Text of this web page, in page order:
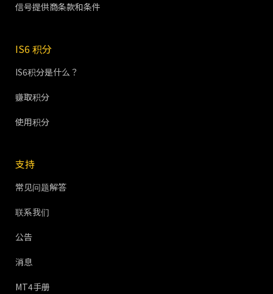
信号提供商条款和条件
IS6 积分
IS6积分是什么？
赚取积分
使用积分
支持
常见问题解答
联系我们
公告
消息
MT4手册